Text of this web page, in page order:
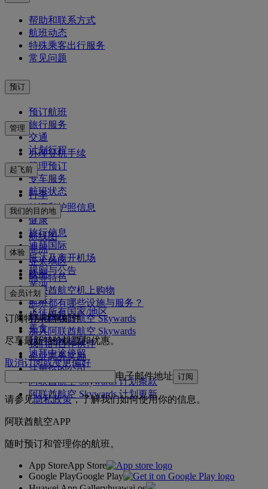
帮助和联系方式
航班动态
特殊乘客出行服务
常见问题
预订
预订航班
旅行服务
交通
计划行程
管理
办理登机手续
管理预订
专车服务
航班状态
起飞前
行李
签证和护照信息
健康
旅行信息
迪拜国际
抵达及离开机场
规则与公告
我们的目的地
航线图
非洲
亚太地区
欧洲
美洲
中东
飞往所有国家/地区
体验
舱等特色
阿联酋航空机上购物
航班都有哪些设施与服务？
机上娱乐
美食
我们的候机室
迪拜中途停留
会员计划
登录阿联酋航空 Skywards
加入阿联酋航空 Skywards
我们的合作伙伴
企业商务奖励
注册你的公司
阿联酋航空 Skywards 计划条款
阿联酋航空 Skywards 计划更新
订阅特别优惠邮件
尽享最新特价机票和优惠。
取消订阅或变更偏好
电子邮件地址 订阅
请参见隐私政策，了解我们如何使用你的信息。
阿联酋航空APP
随时预订和管理你的航班。
App StoreApp Store
Google PlayGoogle Play